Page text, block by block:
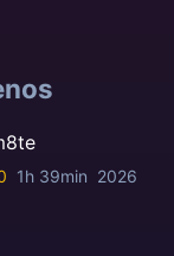
1h 39min 2026